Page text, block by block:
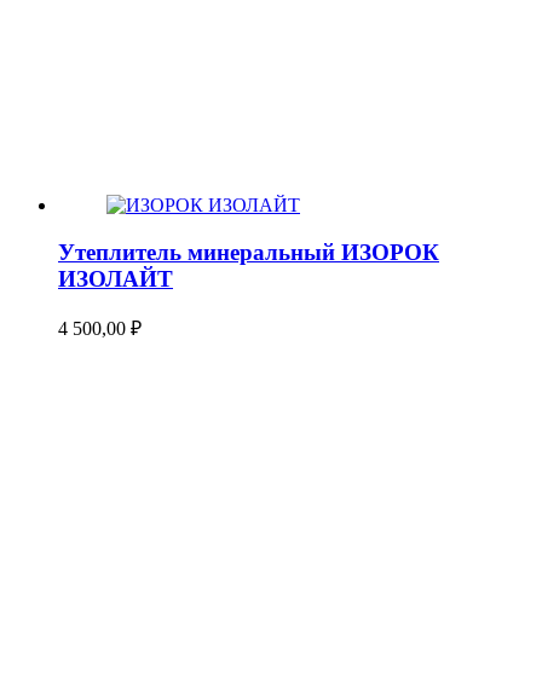
Утеплитель минеральный ИЗОРОК
ИЗОЛАЙТ
4 500,00 ₽